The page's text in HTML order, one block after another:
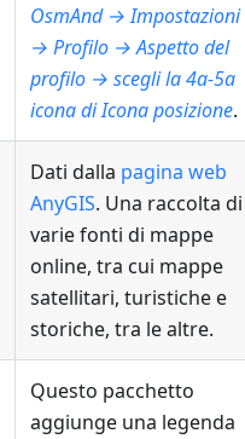
OsmAnd → Impostazioni
→ Profilo → Aspetto del
profilo → scegli la 4a-5a
icona di Icona posizione.
Dati dalla pagina web
AnyGIS. Una raccolta di
varie fonti di mappe
online, tra cui mappe
satellitari, turistiche e
storiche, tra le altre.
Questo pacchetto
aggiunge una legenda